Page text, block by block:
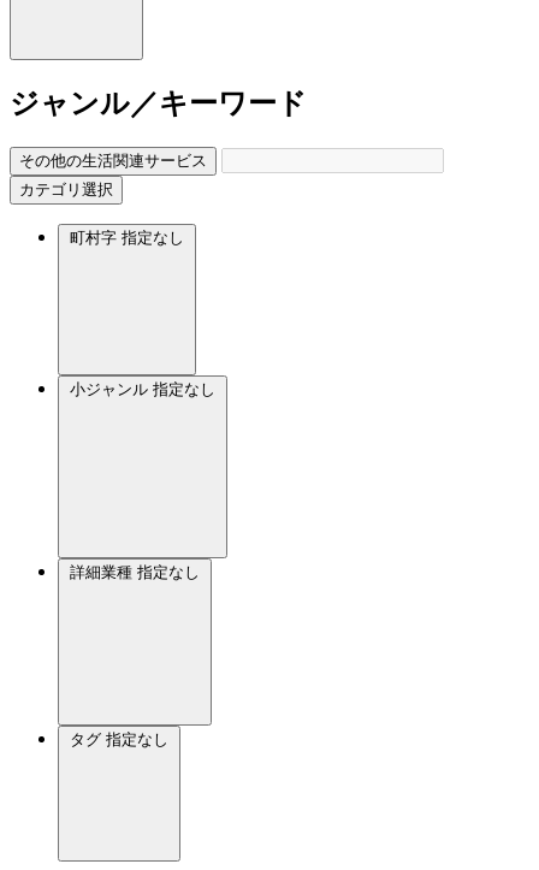
ジャンル／キーワード
その他の生活関連サービス
カテゴリ選択
町村字 指定なし
小ジャンル 指定なし
詳細業種 指定なし
タグ 指定なし